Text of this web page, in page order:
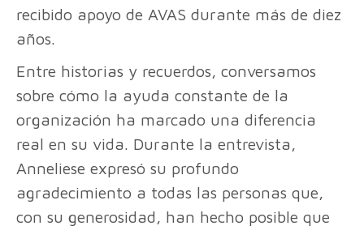
recibido apoyo de AVAS durante más de diez
años.
Entre historias y recuerdos, conversamos
sobre cómo la ayuda constante de la
organización ha marcado una diferencia
real en su vida. Durante la entrevista,
Anneliese expresó su profundo
agradecimiento a todas las personas que,
con su generosidad, han hecho posible que